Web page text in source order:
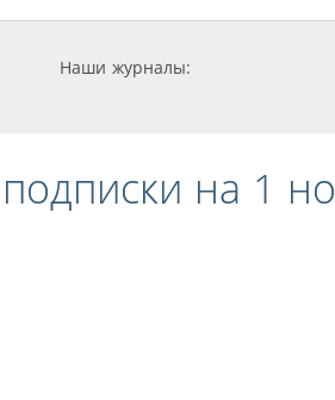
Наши журналы:
на 1